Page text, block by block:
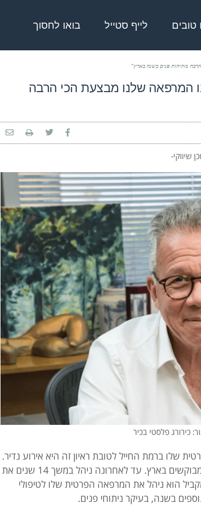
טובים לייף סטייל בואו לחסוך
מתיחות פנים בשנה בארץ"
המרפאה שלנו מבצעת הכי הרבה
שיווקי-
כירורג פלסטי בכיר
שלו ברמת החייל לטובת ראיון זה היא אירוע נדיר.
פרופסור גור הוא אחד הכירורגים הפלסטיים הכי מבוקשים בארץ. עד לאחרונה ניהל במשך 14 שנים את
הוא ניהל את המרפאה הפרטית שלו לטיפולי
בשנה, בעיקר ניתוחי פנים.